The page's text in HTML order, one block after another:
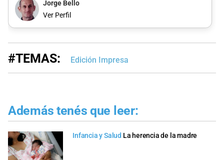
Jorge Bello
Ver Perfil
#TEMAS: Edición Impresa
Además tenés que leer:
Infancia y Salud La herencia de la madre